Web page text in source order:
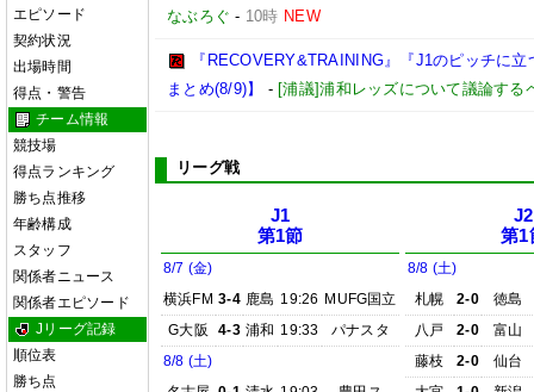
エピソード
契約状況
出場時間
得点・警告
チーム情報
競技場
得点ランキング
勝ち点推移
年齢構成
スタッフ
関係者ニュース
関係者エピソード
Jリーグ記録
順位表
勝ち点
なぶろぐ - 10時 NEW
『RECOVERY&TRAINING』『J1のピッチに
まとめ(8/9)】
- [浦議]浦和レッズについて議論する
リーグ戦
J1
第1節
8/7 (金)
横浜FM 3-4 鹿島 19:26 MUFG国立
G大阪
4-3 浦和 19:33
パナスタ
8/8 (土)
J2
第1
8/8 (土)
札幌
2-0
徳島
八戸
2-0
富山
藤枝
2-0
仙台